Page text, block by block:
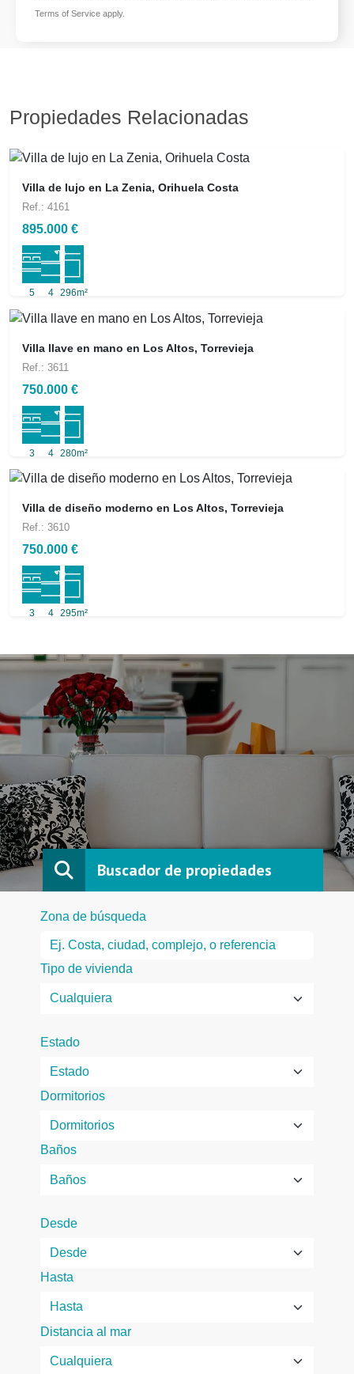
Terms of Service apply.
Propiedades Relacionadas
Villa de lujo en La Zenia, Orihuela Costa
Ref.: 4161
895.000 €
5 4 296m²
Villa llave en mano en Los Altos, Torrevieja
Ref.: 3611
750.000 €
3 4 280m²
Villa de diseño moderno en Los Altos, Torrevieja
Ref.: 3610
750.000 €
3 4 295m²
Buscador de propiedades
Zona de búsqueda
Tipo de vivienda
Estado
Dormitorios
Baños
Desde
Hasta
Distancia al mar